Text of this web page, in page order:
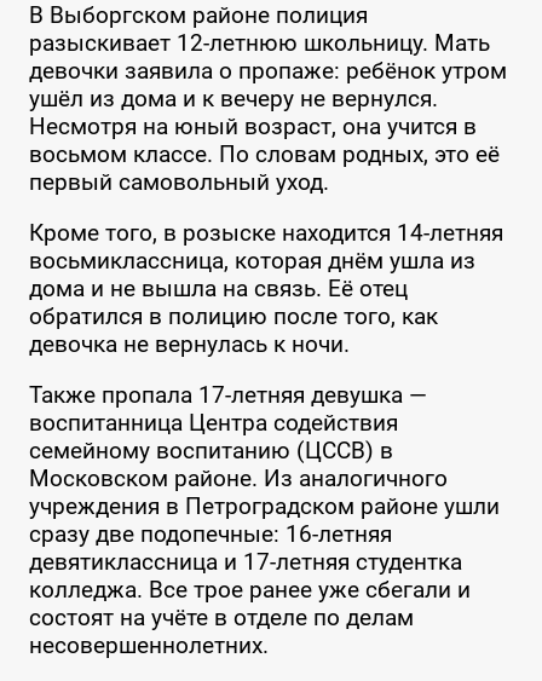
В Выборгском районе полиция
разыскивает 12-летнюю школьницу. Мать
девочки заявила о пропаже: ребёнок утром
ушёл из дома и к вечеру не вернулся.
Несмотря на юный возраст, она учится в
восьмом классе. По словам родных, это её
первый самовольный уход.
Кроме того, в розыске находится 14-летняя
восьмиклассница, которая днём ушла из
дома и не вышла на связь. Её отец
обратился в полицию после того, как
девочка не вернулась к ночи.
Также пропала 17-летняя девушка —
воспитанница Центра содействия
семейному воспитанию (ЦССВ) в
Московском районе. Из аналогичного
учреждения в Петроградском районе ушли
сразу две подопечные: 16-летняя
девятиклассница и 17-летняя студентка
колледжа. Все трое ранее уже сбегали и
состоят на учёте в отделе по делам
несовершеннолетних.